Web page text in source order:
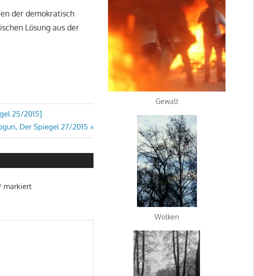
der demokratisch
Lösung aus der
25/2015]
Der Spiegel 27/2015
markiert
Gewalt
Wolken